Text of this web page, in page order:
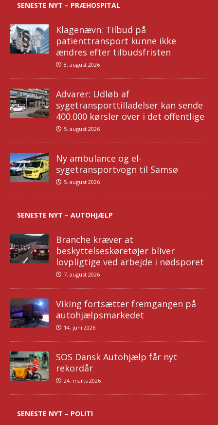
SENESTE NYT – PRÆHOSPITAL
Klagenævn: Tilbud på
patienttransport kunne ikke
ændres efter tilbudsfristen
8. august 2026
Advarer: Udløb af
sygetransporttilladelser kan sende
400.000 kørsler over i det offentlige
5. august 2026
Ny ambulance og el-
sygetransportvogn til Samsø
5. august 2026
SENESTE NYT – AUTOHJÆLP
Branche kræver at
beskyttelseskøretøjer bliver
lovpligtige ved arbejde i nødsporet
7. august 2026
Viking fortsætter fremgangen på
autohjælpsmarkedet
14. juni 2026
SOS Dansk Autohjælp får nyt
rekordår
24. marts 2026
SENESTE NYT – POLITI